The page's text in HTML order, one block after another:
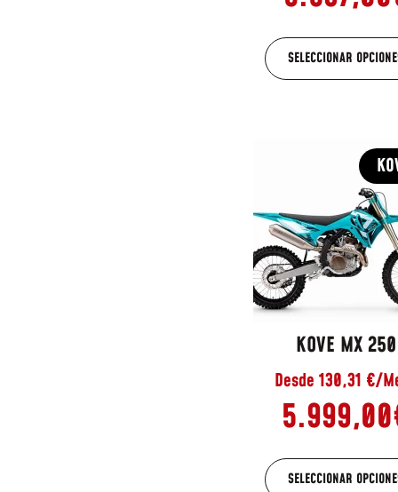
SELECCIONAR
KOVE MX 250
Desde 130,31 €/
5.999,00
SELECCIONAR